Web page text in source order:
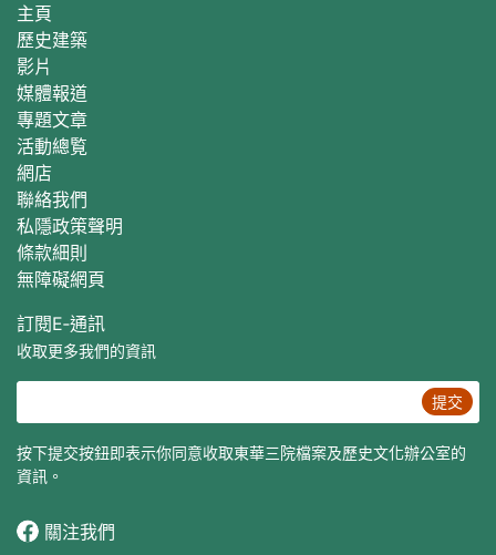
主頁
歷史建築
影片
媒體報道
專題文章
活動總覧
網店
聯絡我們
私隱政策聲明
條款細則
無障礙網頁
訂閱E‐通訊
收取更多我們的資訊
提交
按下提交按鈕即表示你同意收取東華三院檔案及歷史文化辦公室的
資訊。
關注我們